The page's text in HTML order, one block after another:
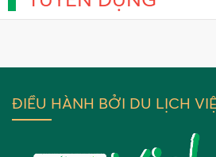
ĐIỀU HÀNH BỞI DU LỊCH